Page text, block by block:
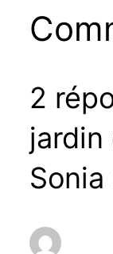
2
jardin
Sonia